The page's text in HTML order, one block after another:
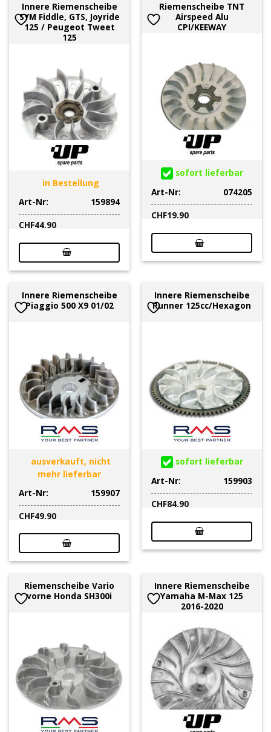
Innere Riemenscheibe
SYM Fiddle, GTS, Joyride
125 / Peugeot Tweet
125
in Bestellung
Art-Nr:
159894
CHF44.90
Riemenscheibe TNT
Airspeed Alu
CPI/KEEWAY
sofort lieferbar
Art-Nr:
074205
CHF19.90
Innere Riemenscheibe
Piaggio 500 X9 01/02
ausverkauft, nicht
mehr lieferbar
Art-Nr:
159907
CHF49.90
Innere Riemenscheibe
Runner 125cc/Hexagon
sofort lieferbar
Art-Nr:
159903
CHF84.90
Riemenscheibe Vario
vorne Honda SH300i
Innere Riemenscheibe
Yamaha M-Max 125
2016-2020